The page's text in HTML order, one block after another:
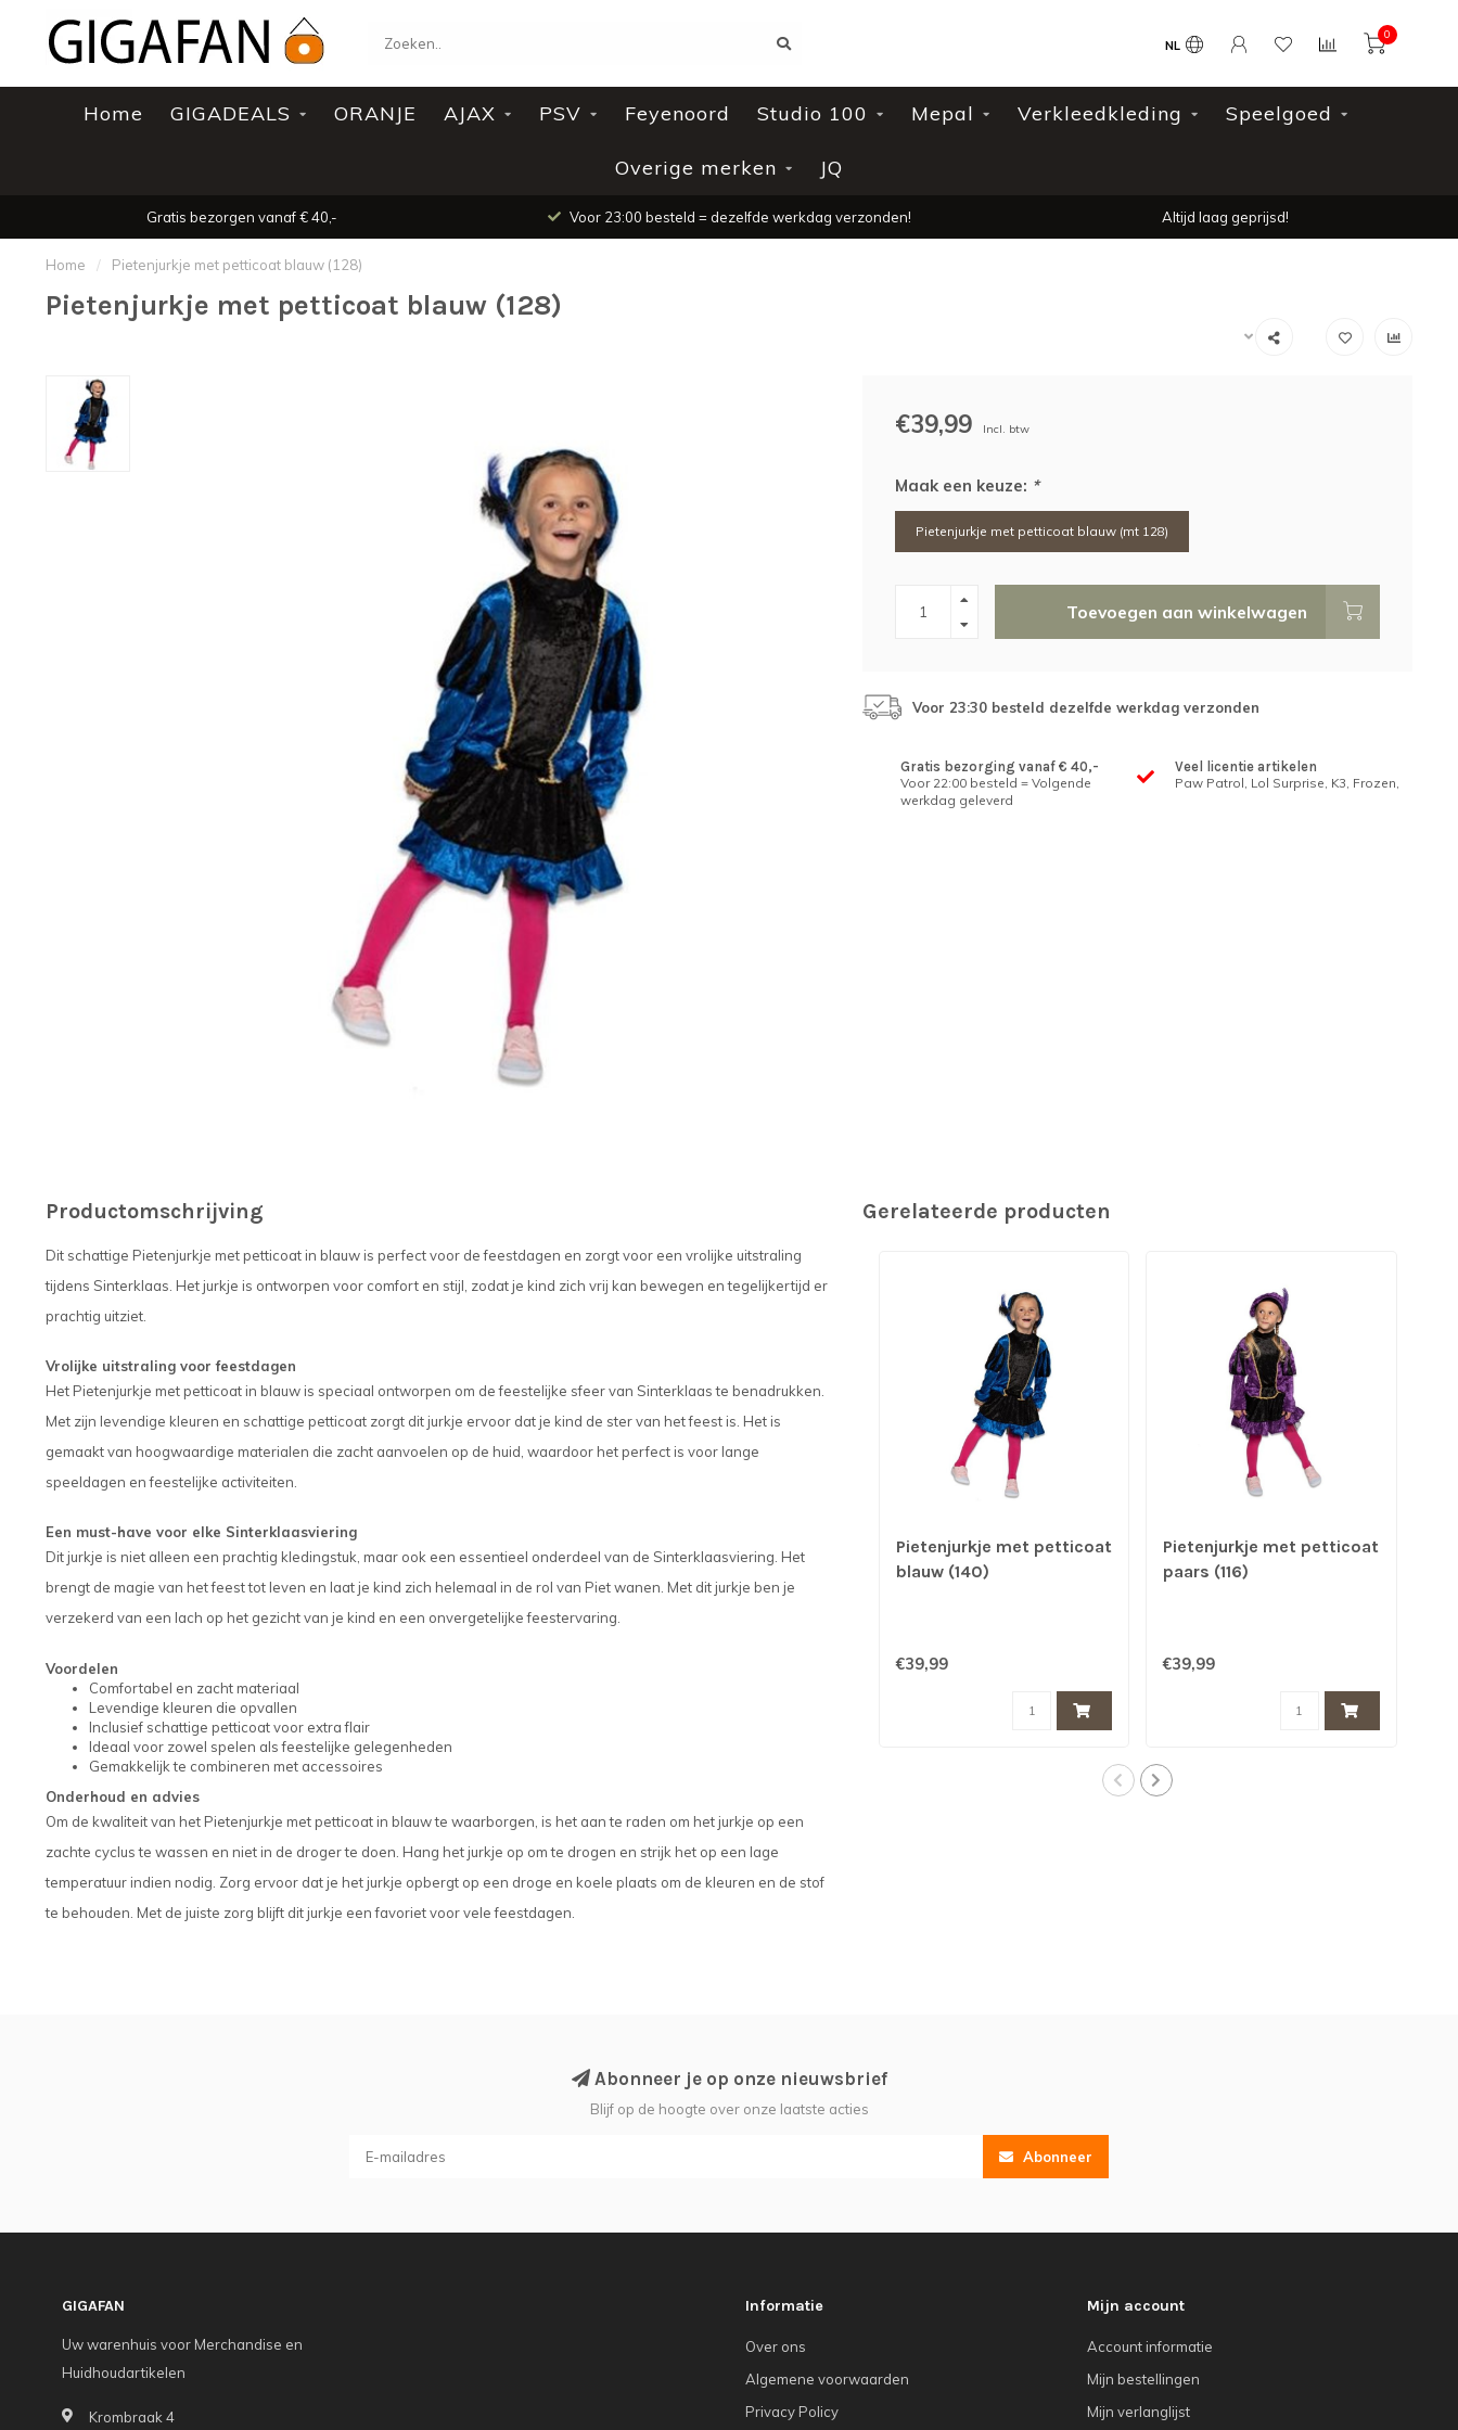
NL
0
Home GIGADEALS ORANJE AJAX PSV Feyenoord Studio 100 Mepal Verkleedkleding Speelgoed
Overige merken JQ
Gratis bezorgen vanaf € 40,- Voor 23:00 besteld = dezelfde werkdag verzonden! Altijd laag geprijsd!
Home / Pietenjurkje met petticoat blauw (128)
Pietenjurkje met petticoat blauw (128)
€39,99 Incl. btw
Maak een keuze: *
Pietenjurkje met petticoat blauw (mt 128)
Toevoegen aan winkelwagen
Voor 23:30 besteld dezelfde werkdag verzonden
Gratis bezorging vanaf € 40,-
Voor 22:00 besteld = Volgende
werkdag geleverd
Veel licentie artikelen
Paw Patrol, Lol Surprise, K3, Frozen,
Productomschrijving
Dit schattige Pietenjurkje met petticoat in blauw is perfect voor de feestdagen en zorgt voor een vrolijke uitstraling
tijdens Sinterklaas. Het jurkje is ontworpen voor comfort en stijl, zodat je kind zich vrij kan bewegen en tegelijkertijd er
prachtig uitziet.
Vrolijke uitstraling voor feestdagen
Het Pietenjurkje met petticoat in blauw is speciaal ontworpen om de feestelijke sfeer van Sinterklaas te benadrukken.
Met zijn levendige kleuren en schattige petticoat zorgt dit jurkje ervoor dat je kind de ster van het feest is. Het is
gemaakt van hoogwaardige materialen die zacht aanvoelen op de huid, waardoor het perfect is voor lange
speeldagen en feestelijke activiteiten.
Een must-have voor elke Sinterklaasviering
Dit jurkje is niet alleen een prachtig kledingstuk, maar ook een essentieel onderdeel van de Sinterklaasviering. Het
brengt de magie van het feest tot leven en laat je kind zich helemaal in de rol van Piet wanen. Met dit jurkje ben je
verzekerd van een lach op het gezicht van je kind en een onvergetelijke feestervaring.
Voordelen
Comfortabel en zacht materiaal
Levendige kleuren die opvallen
Inclusief schattige petticoat voor extra flair
Ideaal voor zowel spelen als feestelijke gelegenheden
Gemakkelijk te combineren met accessoires
Onderhoud en advies
Om de kwaliteit van het Pietenjurkje met petticoat in blauw te waarborgen, is het aan te raden om het jurkje op een
zachte cyclus te wassen en niet in de droger te doen. Hang het jurkje op om te drogen en strijk het op een lage
temperatuur indien nodig. Zorg ervoor dat je het jurkje opbergt op een droge en koele plaats om de kleuren en de stof
te behouden. Met de juiste zorg blijft dit jurkje een favoriet voor vele feestdagen.
Gerelateerde producten
Pietenjurkje met petticoat
blauw (140)
€39,99
Pietenjurkje met petticoat
paars (116)
€39,99
Abonneer je op onze nieuwsbrief
Blijf op de hoogte over onze laatste acties
Abonneer
GIGAFAN
Uw warenhuis voor Merchandise en
Huidhoudartikelen
Krombraak 4
Informatie
Over ons
Algemene voorwaarden
Privacy Policy
Mijn account
Account informatie
Mijn bestellingen
Mijn verlanglijst